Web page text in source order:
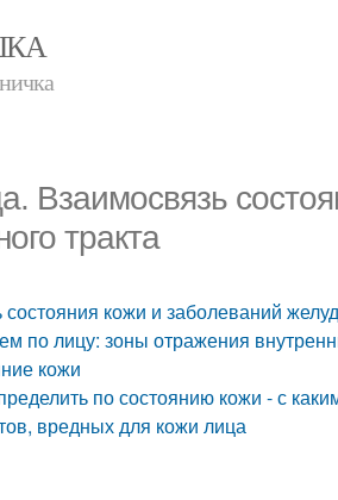
Взаимосвязь
тракта
кожи и заболеваний
по лицу: зоны отражения
кожи
по состоянию кожи - с
вредных для кожи лица